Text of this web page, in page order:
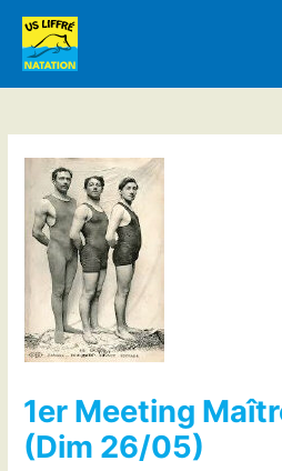
contenu
1er Meeting
(Dim 26/05)